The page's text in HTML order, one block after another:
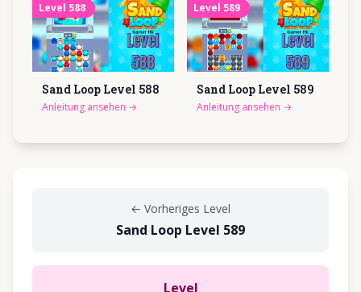
Level 588
Sand Loop Level 588
Anleitung ansehen →
Level 589
Sand Loop Level 589
Anleitung ansehen →
← Vorheriges Level
Sand Loop Level 589
Level